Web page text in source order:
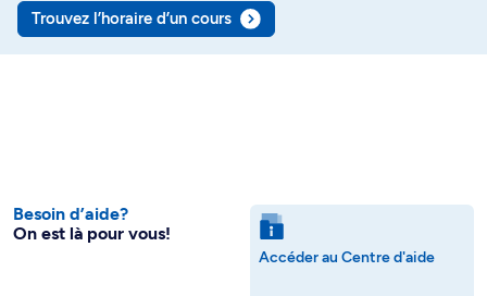
Trouvez l’horaire d’un cours
Besoin d’aide?
On est là pour vous!
Accéder au Centre d'aide